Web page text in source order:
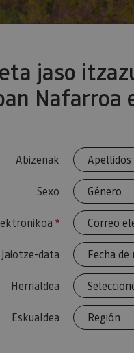
jaso
Nafarroa
Abizenak
Sexo
Beharrezkoa
Jaiotze-data
Herrialdea
Eskualdea
Nombre
_ga
_ga_V2BZ6ZS61P
_pk_ses.59.3f34
Nombre
_hjSession_3655069
Event3PvTriggered